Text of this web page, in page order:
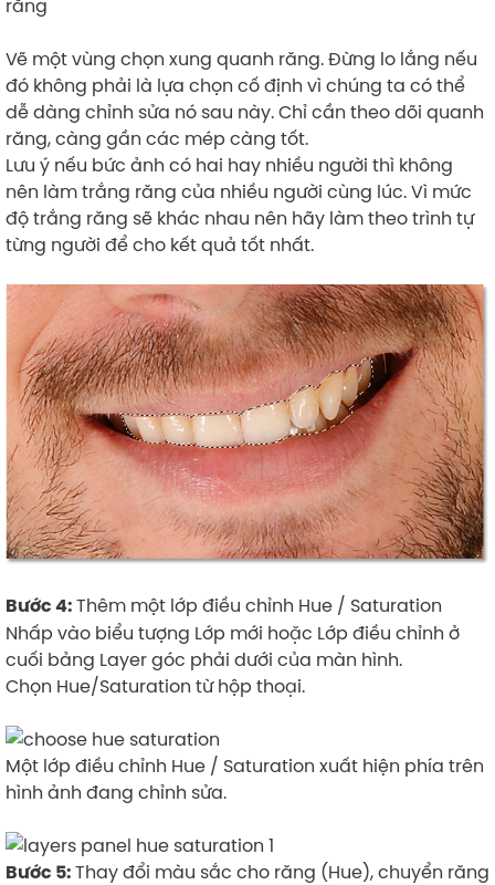
răng
Vẽ một vùng chọn xung quanh răng. Đừng lo lắng nếu
đó không phải là lựa chọn cố định vì chúng ta có thể
dễ dàng chỉnh sửa nó sau này. Chỉ cần theo dõi quanh
răng, càng gần các mép càng tốt.
Lưu ý nếu bức ảnh có hai hay nhiều người thì không
nên làm trắng răng của nhiều người cùng lúc. Vì mức
độ trắng răng sẽ khác nhau nên hãy làm theo trình tự
từng người để cho kết quả tốt nhất.
Bước 4:Thêm một lớp điều chỉnh Hue / Saturation
Nhấp vào biểu tượng Lớp mới hoặc Lớp điều chỉnh ở
cuối bảng Layer góc phải dưới của màn hình.
Chọn Hue/Saturation từ hộp thoại.
Một lớp điều chỉnh Hue / Saturation xuất hiện phía trên
hình ảnh đang chỉnh sửa.
Bước 5:Thay đổi màu sắc cho răng (Hue), chuyển răng